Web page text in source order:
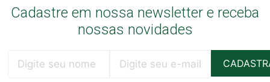
Cadastre em nossa newsletter e receba
nossas novidades